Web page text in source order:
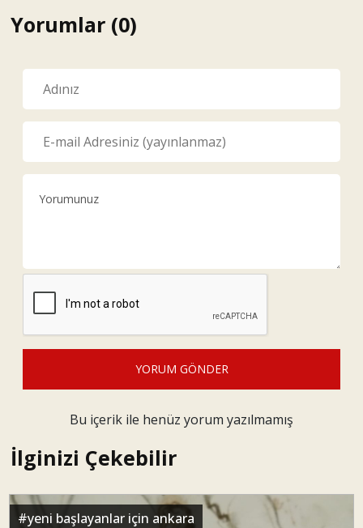
Yorumlar (0)
YORUM GÖNDER
Bu içerik ile henüz yorum yazılmamış
İlginizi Çekebilir
#yeni başlayanlar için ankara